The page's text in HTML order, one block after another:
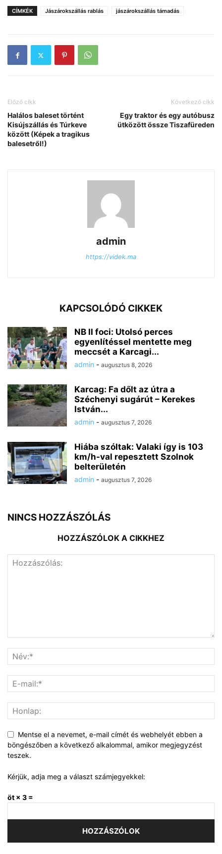
CÍMKÉK Jászárokszállás rablás jászárokszállás támadás
Előző cikk
Halálos baleset történt
Kisújszállás és Túrkeve
között (Képek a tragikus
balesetről!)
Következő cikk
Egy traktor és egy autóbusz
ütközött össze Tiszafüreden
admin
https://videk.ma
KAPCSOLÓDÓ CIKKEK
NB II foci: Utolsó perces
egyenlítéssel mentette meg
meccsét a Karcagi...
admin - augusztus 8, 2026
Karcag: Fa dőlt az útra a
Széchenyi sugárút – Kerekes
István...
admin - augusztus 7, 2026
Hiába szóltak: Valaki így is 103
km/h-val repesztett Szolnok
belterületén
admin - augusztus 7, 2026
NINCS HOZZÁSZÓLÁS
HOZZÁSZÓLOK A CIKKHEZ
Mentse el a nevemet, e-mail címét és webhelyét ebben a
böngészőben a következő alkalommal, amikor megjegyzést
teszek.
Kérjük, adja meg a választ számjegyekkel:
öt × 3 =